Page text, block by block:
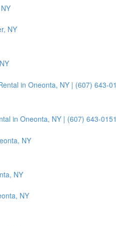
in Oneonta, NY | (607) 643-0151
NY